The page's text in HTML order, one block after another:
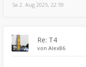
Sa 2. Aug 2025, 22:59
Re: T4
von Alex86